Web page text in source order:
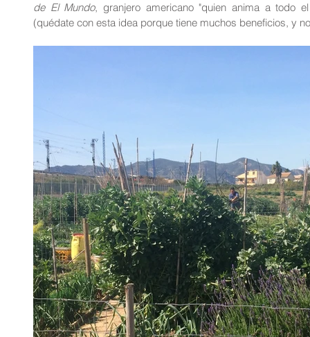
de El Mundo, granjero americano "quien anima a todo
(quédate con esta idea porque tiene muchos beneficios, y